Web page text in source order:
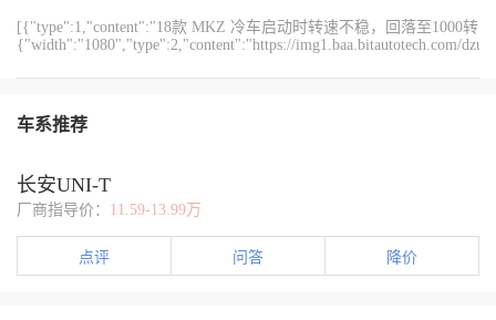
[{"type":1,"content":"18款 MKZ 冷车启动时转速不稳，回落至1000转
{"width":"1080","type":2,"content":"https://img1.baa.bitautotech.com/
车系推荐
长安UNI-T
厂商指导价： 11.59-13.99万
点评 问答 降价